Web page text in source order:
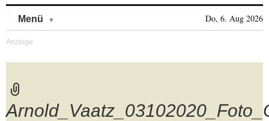
Menü Do, 6. Aug 2026